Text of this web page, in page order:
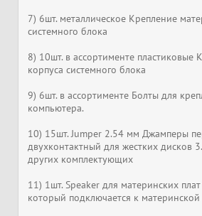
7) 6шт. металлическое Крепление
системного блока
8) 10шт. в ассортименте пластиковые
корпуса системного блока
9) 6шт. в ассортименте Болты для
компьютера.
10) 15шт. Jumper 2.54 мм Джамперы
двухконтактный для жестких дисков
других комплектующих
11) 1шт. Speaker для материнских
который подключается к материнской